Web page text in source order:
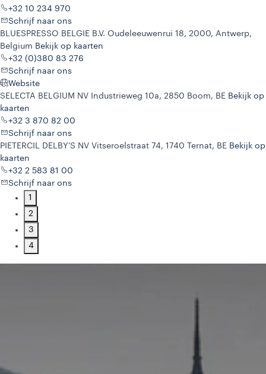
+32 10 234 970
Schrijf naar ons
BLUESPRESSO BELGIE B.V. Oudeleeuwenrui 18, 2000, Antwerp,
Belgium Bekijk op kaarten
+32 (0)380 83 276
Schrijf naar ons
Website
SELECTA BELGIUM NV
Industrieweg 10a, 2850 Boom, BE Bekijk op
kaarten
+32 3 870 82 00
Schrijf naar ons
PIETERCIL DELBY'S NV Vitseroelstraat 74, 1740 Ternat, BE Bekijk op
kaarten
+32 2 583 81 00
Schrijf naar ons
1
2
3
4